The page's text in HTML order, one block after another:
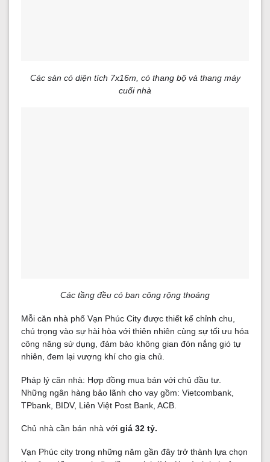
Các sàn có diện tích 7x16m, có thang bộ và thang máy
cuối nhà
Các tầng đều có ban công rộng thoáng
Mỗi căn nhà phố Vạn Phúc City được thiết kế chỉnh chu,
chú trọng vào sự hài hòa với thiên nhiên cùng sự tối ưu hóa
công năng sử dụng, đảm bảo không gian đón nắng gió tự
nhiên, đem lại vượng khí cho gia chủ.
Pháp lý căn nhà: Hợp đồng mua bán với chủ đầu tư.
Những ngân hàng bảo lãnh cho vay gồm: Vietcombank,
TPbank, BIDV, Liên Việt Post Bank, ACB.
Chủ nhà cần bán nhà với giá 32 tỷ.
Vạn Phúc city trong những năm gần đây trở thành lựa chọn